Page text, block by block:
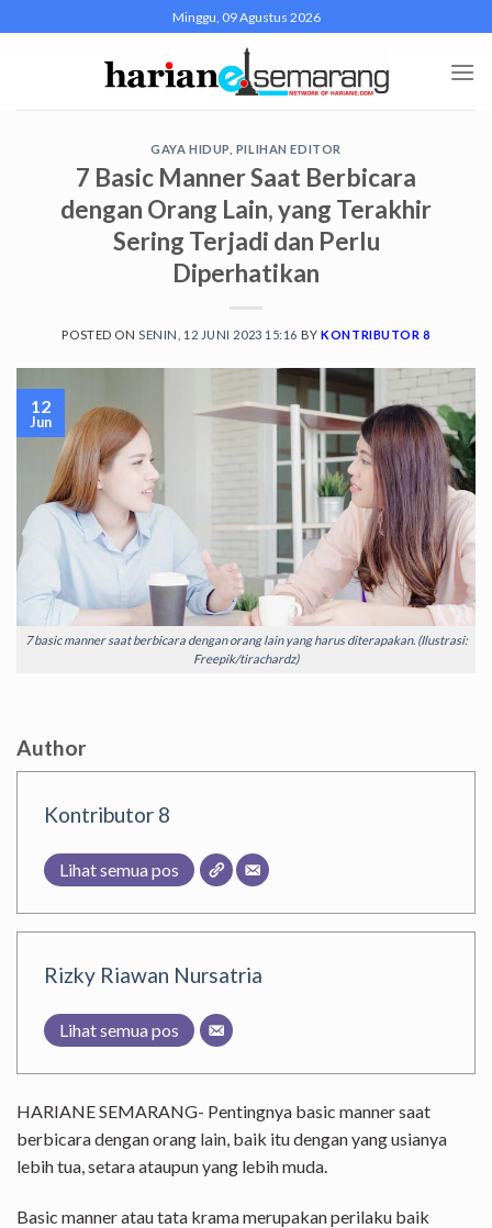
to
Minggu, 09 Agustus 2026
GAYA HIDUP PILIHAN EDITOR
7 Basic Manner Saat Berbicara
dengan Orang Lain, yang Terakhir
Sering Terjadi dan Perlu
Diperhatikan
POSTED ON SENIN, 12 JUNI 2023 15:16 BYKONTRIBUTOR 8
7 basic manner saat berbicara dengan orang lain yang harus diterapakan. (Ilustrasi:
Freepik/tirachardz)
12
Jun
Author
Kontributor 8
Lihat semua pos
Rizky Riawan Nursatria
Lihat semua pos
HARIANE SEMARANG- Pentingnya basic manner saat
berbicara dengan orang lain, baik itu dengan yang usianya
lebih tua, setara ataupun yang lebih muda.
Basic manner atau tata krama merupakan perilaku baik